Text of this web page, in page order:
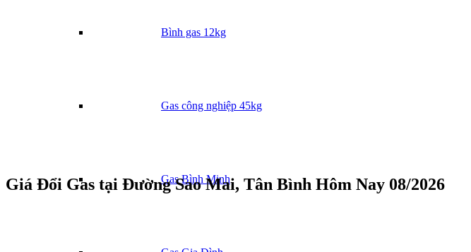
Bình gas 12kg
Gas công nghiệp 45kg
Gas Bình Minh
Giá Đổi Gas tại Đường Sao Mai, Tân Bình Hôm Nay 08/2026